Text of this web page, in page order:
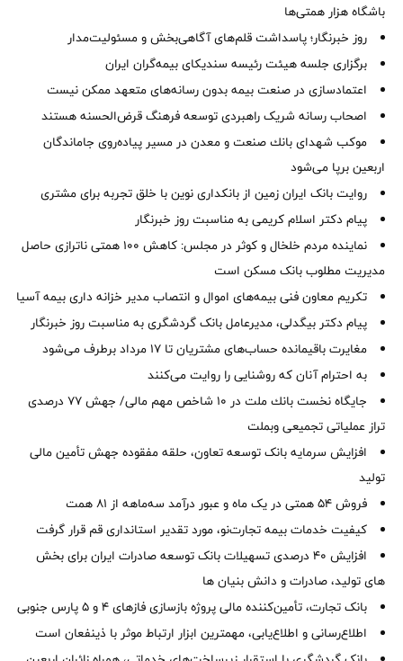
باشگاه هزار همتی‌ها
روز خبرنگار؛ پاسداشت قلم‌های آگاهی‌بخش و مسئولیت‌مدار
برگزاری جلسه هیئت رئیسه سندیکای بیمه‌گران ایران
اعتمادسازی در صنعت بیمه بدون رسانه‌های متعهد ممکن نیست
اصحاب رسانه شریک راهبردی توسعه فرهنگ قرض‌الحسنه هستند
موكب شهدای بانك صنعت و معدن در مسیر پیاده‌روی جاماندگان
اربعین برپا می‌شود
روایت بانک ایران زمین از بانکداری نوین با خلق تجربه برای مشتری
پیام دکتر اسلام کریمی به مناسبت روز خبرنگار
نماینده مردم خلخال و کوثر در مجلس: کاهش ۱۰۰ همتی ناترازی حاصل
مدیریت مطلوب بانک مسکن است
تکریم معاون فنی بیمه‌های اموال و انتصاب مدیر خزانه داری بیمه آسیا
پیام دکتر بیگدلی، مدیرعامل بانک گردشگری به مناسبت روز خبرنگار
مغایرت‌ باقیمانده حساب‌های مشتریان تا ۱۷ مرداد برطرف می‌شود
به احترام آنان که روشنایی را روایت می‌کنند
جایگاه نخست بانك ملت در 10 شاخص مهم مالی/ جهش 77 درصدی
تراز عملیاتی تجمیعی وبملت
افزایش سرمایه بانک توسعه تعاون، حلقه مفقوده جهش تأمین مالی
تولید
فروش 54 همتی در یک ماه و عبور درآمد سه‌ماهه از 81 همت
کیفیت خدمات بیمه تجارت‌نو، مورد تقدیر استانداری قم قرار گرفت
افزایش 40 درصدی تسهیلات بانک توسعه صادرات ایران برای بخش
های تولید، صادرات و دانش بنیان ها
بانک تجارت، تأمین‌کننده مالی پروژه بازسازی فازهای ۴ و ۵ پارس جنوبی
اطلاع‌رسانی و اطلاع‌یابی، مهمترین ابزار ارتباط موثر با ذینفعان است